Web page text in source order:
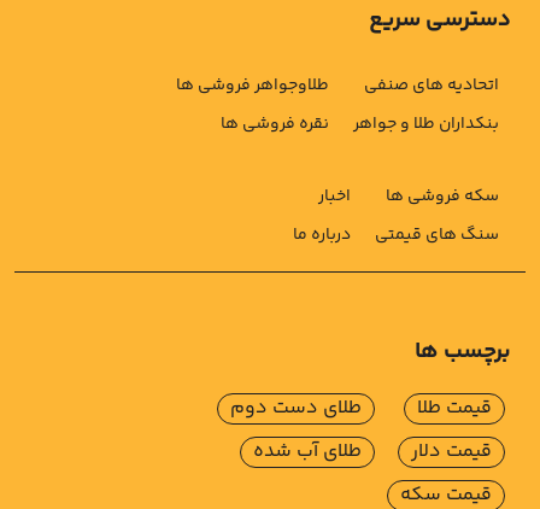
دسترسی سریع
اتحادیه های صنفی
بنکداران طلا و جواهر
طلاوجواهر فروشی ها
نقره فروشی ها
سکه فروشی ها
سنگ های قیمتی
اخبار
درباره ما
برچسب ها
قیمت طلا
قیمت دلار
قیمت سکه
طلای دست دوم
طلای آب شده